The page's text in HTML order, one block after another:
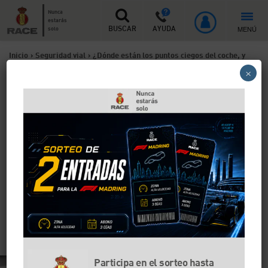
Nunca
estarás
solo
BUSCAR AYUDA MENÚ
Inicio > Seguridad vial > ¿Dónde están los puntos ciegos del coche, y
¿Dónde están los puntos
ciegos del coche, y cómo
evitarlos?
Los ángulos muertos son mayores cuanto más
grande es el vehículo y cuanto peor ajustados estén
los espejos con respecto a la posición del conductor,
aunque en la actualidad existen sistemas que te
ayudan a evitarlos.
Participa en el sorteo hasta
×